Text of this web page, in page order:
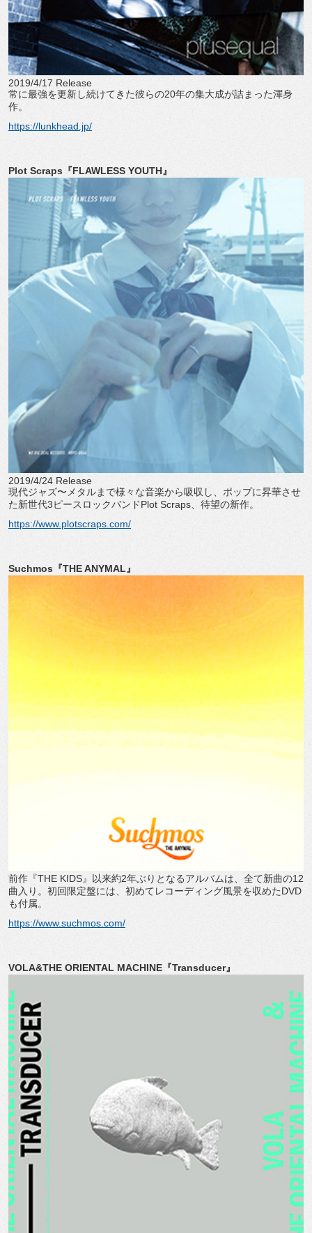
2019/4/17 Release
常に最強を更新し続けてきた彼らの20年の集大成が詰まった渾身
作。
https://lunkhead.jp/
Plot Scraps『FLAWLESS YOUTH』
2019/4/24 Release
現代ジャズ〜メタルまで様々な音楽から吸収し、ポップに昇華させ
た新世代3ピースロックバンドPlot Scraps、待望の新作。
https://www.plotscraps.com/
Suchmos『THE ANYMAL』
前作『THE KIDS』以来約2年ぶりとなるアルバムは、全て新曲の12
曲入り。初回限定盤には、初めてレコーディング風景を収めたDVD
も付属。
https://www.suchmos.com/
VOLA&THE ORIENTAL MACHINE『Transducer』